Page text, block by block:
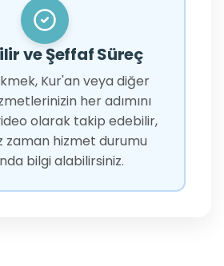
ve Şeffaf Süreç
Kur'an veya diğer
her adımını
olarak takip edebilir,
zaman hizmet durumu
bilgi alabilirsiniz.